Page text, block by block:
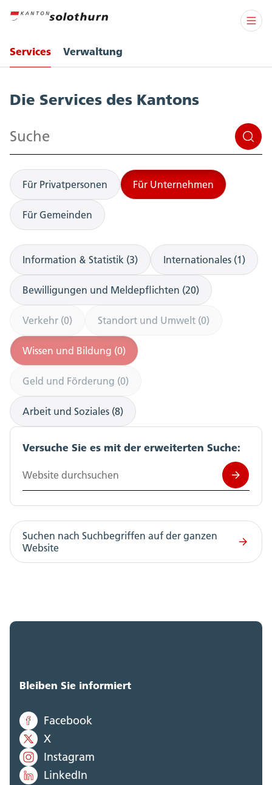
Services Verwaltung
Die Services des Kantons
Suchen
Für Privatpersonen Für Unternehmen
Für Gemeinden
Information & Statistik (3) Internationales (1)
Bewilligungen und Meldepflichten (20)
Verkehr (0) Standort und Umwelt (0)
Wissen und Bildung (0)
Geld und Förderung (0)
Arbeit und Soziales (8)
Versuche Sie es mit der erweiterten Suche:
Website durchsuchen
Suchen nach Suchbegriffen auf der ganzen
Website
Bleiben Sie informiert
Facebook
X
Instagram
LinkedIn